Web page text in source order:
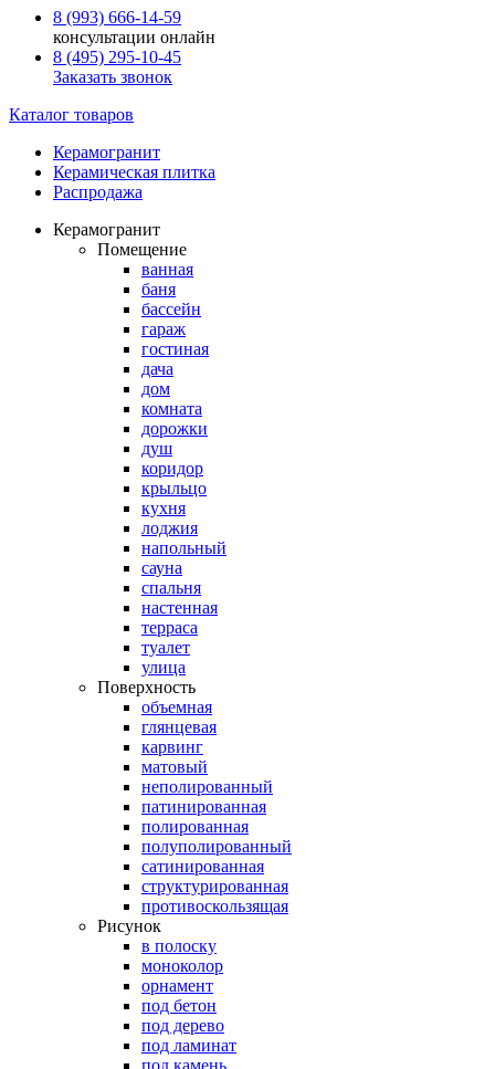
8 (993) 666-14-59
консультации онлайн
8 (495) 295-10-45
Заказать звонок
Каталог товаров
Керамогранит
Керамическая плитка
Распродажа
Керамогранит
Помещение
ванная
баня
бассейн
гараж
гостиная
дача
дом
комната
дорожки
душ
коридор
крыльцо
кухня
лоджия
напольный
сауна
спальня
настенная
терраса
туалет
улица
Поверхность
объемная
глянцевая
карвинг
матовый
неполированный
патинированная
полированная
полуполированный
сатинированная
структурированная
противоскользящая
Рисунок
в полоску
моноколор
орнамент
под бетон
под дерево
под ламинат
под камень